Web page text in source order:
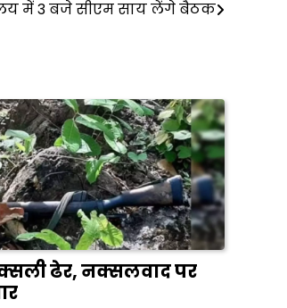
में 3 बजे सीएम साय लेंगे बैठक
ढेर, नक्सलवाद पर